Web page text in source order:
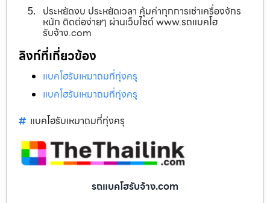
ประหยัดงบ ประหยัดเวลา คุ้มค่าทุกการเช่าเครื่องจักร
หนัก ติดต่อง่ายๆ ผ่านเว็บไซต์ www.รถแบคโฮ
รับจ้าง.com
ลิงก์ที่เกี่ยวข้อง
แบคโฮรับเหมาถมที่ทุ่งครุ
แบคโฮรับเหมาถมที่ทุ่งครุ
แบคโฮรับเหมาถมที่ทุ่งครุ
รถแบคโฮรับจ้าง.com